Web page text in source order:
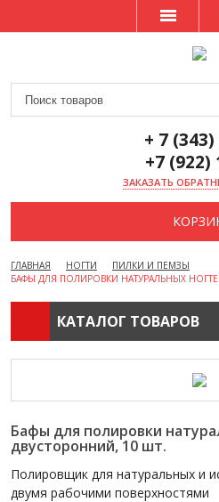
+ 7
+7 (922)
ЗАКАЗАТЬ
ГЛАВНАЯ НОГТИ
ПИЛКИ И ПЕМЗЫ
БАФЫ ДЛЯ ПОЛИРОВКИ НАТУРАЛЬНЫХ
КАТАЛОГ ТОВАРОВ
Бафы для полировки
двусторонний, 10 шт.
Полировщик для натуральных и
двумя рабочими поверхностями